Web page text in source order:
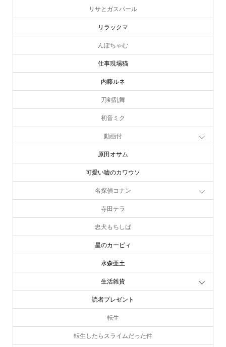
リサとガスパール
リラックマ
んぽちゃむ
仕事現場猫
内藤ルネ
刀剣乱舞
初音ミク
動画付
原田オサム
可愛い嘘のカワウソ
名探偵コナン
寺田テラ
忠犬もちしば
星のカービィ
水森亜土
生活雑貨
読者プレゼント
転生
転生したらスライムだった件